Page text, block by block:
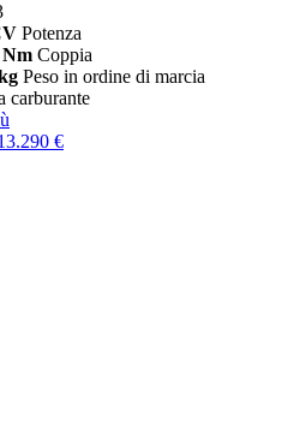
Potenza
Nm Coppia
Peso in ordine di marcia
carburante
€